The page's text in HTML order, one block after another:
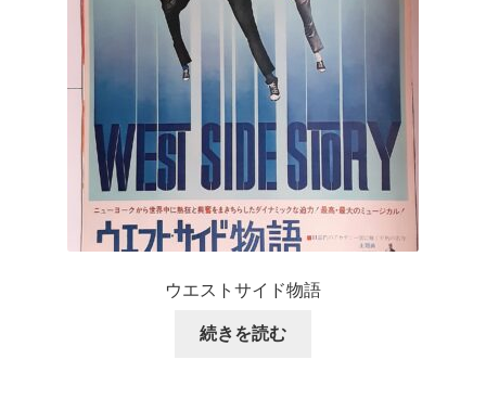
ウエストサイド物語
続きを読む